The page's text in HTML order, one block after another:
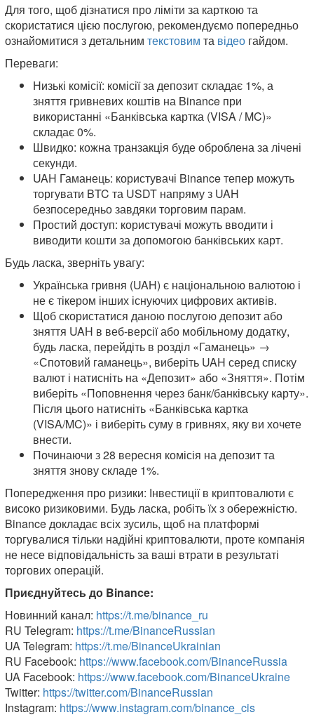
Для того, щоб дізнатися про ліміти за карткою та
скористатися цією послугою, рекомендуємо попередньо
ознайомитися з детальним текстовим та відео гайдом.
Переваги:
Низькі комісії: комісії за депозит складає 1%, а
зняття гривневих коштів на Binance при
використанні «Банківська картка (VISA / MC)»
складає 0%.
Швидко: кожна транзакція буде оброблена за лічені
секунди.
UAH Гаманець: користувачі Binance тепер можуть
торгувати BTC та USDT напряму з UAH
безпосередньо завдяки торговим парам.
Простий доступ: користувачі можуть вводити і
виводити кошти за допомогою банківських карт.
Будь ласка, зверніть увагу:
Українська гривня (UAH) є національною валютою і
не є тікером інших існуючих цифрових активів.
Щоб скористатися даною послугою депозит або
зняття UAH в веб-версії або мобільному додатку,
будь ласка, перейдіть в розділ «Гаманець» →
«Спотовий гаманець», виберіть UAH серед списку
валют і натисніть на «Депозит» або «Зняття». Потім
виберіть «Поповнення через банк/банківську карту».
Після цього натисніть «Банківська картка
(VISA/MC)» і виберіть суму в гривнях, яку ви хочете
внести.
Починаючи з 28 вересня комісія на депозит та
зняття знову складе 1%.
Попередження про ризики: Інвестиції в криптовалюти є
високо ризиковими. Будь ласка, робіть їх з обережністю.
Binance докладає всіх зусиль, щоб на платформі
торгувалися тільки надійні криптовалюти, проте компанія
не несе відповідальність за ваші втрати в результаті
торгових операцій.
Приєднуйтесь до Binance:
Новинний канал: https://t.me/binance_ru
RU Telegram: https://t.me/BinanceRussian
UA Telegram: https://t.me/BinanceUkrainian
RU Facebook: https://www.facebook.com/BinanceRussia
UA Facebook: https://www.facebook.com/BinanceUkraine
Twitter: https://twitter.com/BinanceRussian
Instagram: https://www.instagram.com/binance_cis